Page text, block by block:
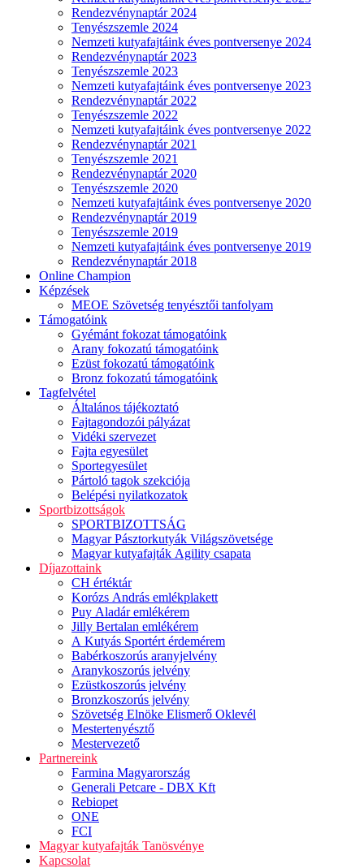
Rendezvénynaptár 2024
Tenyészszemle 2024
Nemzeti kutyafajtáink éves pontversenye 2024
Rendezvénynaptár 2023
Tenyészszemle 2023
Nemzeti kutyafajtáink éves pontversenye 2023
Rendezvénynaptár 2022
Tenyészszemle 2022
Nemzeti kutyafajtáink éves pontversenye 2022
Rendezvénynaptár 2021
Tenyészszemle 2021
Rendezvénynaptár 2020
Tenyészszemle 2020
Nemzeti kutyafajtáink éves pontversenye 2020
Rendezvénynaptár 2019
Tenyészszemle 2019
Nemzeti kutyafajtáink éves pontversenye 2019
Rendezvénynaptár 2018
Online Champion
Képzések
MEOE Szövetség tenyésztői tanfolyam
Támogatóink
Gyémánt fokozat támogatóink
Arany fokozatú támogatóink
Ezüst fokozatú támogatóink
Bronz fokozatú támogatóink
Tagfelvétel
Általános tájékoztató
Fajtagondozói pályázat
Vidéki szervezet
Fajta egyesület
Sportegyesület
Pártoló tagok szekciója
Belépési nyilatkozatok
Sportbizottságok
SPORTBIZOTTSÁG
Magyar Pásztorkutyák Világszövetsége
Magyar kutyafajták Agility csapata
Díjazottaink
CH értéktár
Korózs András emlékplakett
Puy Aladár emlékérem
Jilly Bertalan emlékérem
A Kutyás Sportért érdemérem
Babérkoszorús aranyjelvény
Aranykoszorús jelvény
Ezüstkoszorús jelvény
Bronzkoszorús jelvény
Szövetség Elnöke Elismerő Oklevél
Mestertenyésztő
Mestervezető
Partnereink
Farmina Magyarország
Generali Petcare - DBX Kft
Rebiopet
ONE
FCI
Magyar kutyafajták Tanösvénye
Kapcsolat